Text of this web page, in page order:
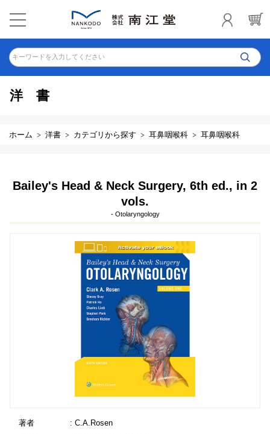
キーワードを入力してください
洋書
ホーム 洋書 カテゴリから探す 耳鼻咽喉科 耳鼻咽喉科
Bailey's Head & Neck Surgery, 6th ed., in 2
vols.
- Otolaryngology
著者
: C.A.Rosen